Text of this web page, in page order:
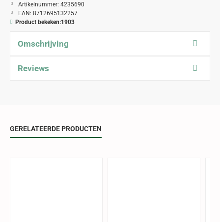
Artikelnummer: 4235690
EAN: 8712695132257
Product bekeken:1903
Omschrijving
Reviews
GERELATEERDE PRODUCTEN